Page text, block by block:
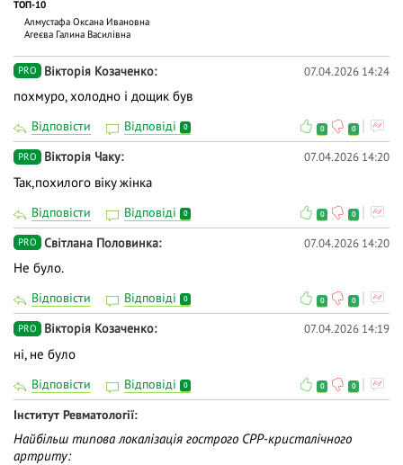
ТОП-10
Алмустафа Оксана Ивановна
Агеєва Галина Василівна
PRO Вікторія Козаченко 07.04.2026 14:24
похмуро, холодно і дощик був
Відповісти Відповіді 0 0 0
PRO Вiкторiя Чаку 07.04.2026 14:20
Так,похилого віку жінка
Відповісти Відповіді 0 0 0
PRO Світлана Половинка 07.04.2026 14:20
Не було.
Відповісти Відповіді 0 0 0
PRO Вікторія Козаченко 07.04.2026 14:19
ні, не було
Відповісти Відповіді 0 0 0
Iнститут Ревматології
Найбільш типова локалізація гострого CPP-кристалічного
артриту: